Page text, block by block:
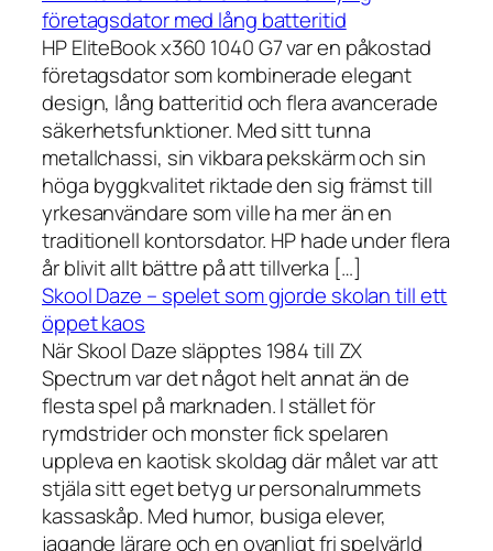
företagsdator med lång batteritid
HP EliteBook x360 1040 G7 var en påkostad
företagsdator som kombinerade elegant
design, lång batteritid och flera avancerade
säkerhetsfunktioner. Med sitt tunna
metallchassi, sin vikbara pekskärm och sin
höga byggkvalitet riktade den sig främst till
yrkesanvändare som ville ha mer än en
traditionell kontorsdator. HP hade under flera
år blivit allt bättre på att tillverka […]
Skool Daze – spelet som gjorde skolan till ett
öppet kaos
När Skool Daze släpptes 1984 till ZX
Spectrum var det något helt annat än de
flesta spel på marknaden. I stället för
rymdstrider och monster fick spelaren
uppleva en kaotisk skoldag där målet var att
stjäla sitt eget betyg ur personalrummets
kassaskåp. Med humor, busiga elever,
jagande lärare och en ovanligt fri spelvärld